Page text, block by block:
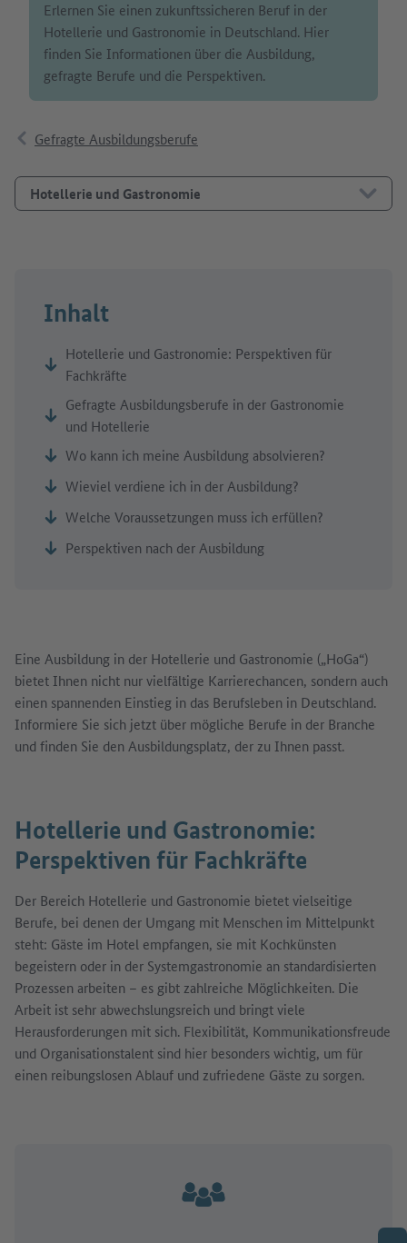
Erlernen Sie einen zukunftssicheren Beruf in der
Hotellerie und Gastronomie in Deutschland. Hier
finden Sie Informationen über die Ausbildung,
gefragte Berufe und die Perspektiven.
Gefragte Ausbildungsberufe
Hotellerie und Gastronomie
Inhalt
Hotellerie und Gastronomie: Perspektiven für
Fachkräfte
Gefragte Ausbildungsberufe in der Gastronomie
und Hotellerie
Wo kann ich meine Ausbildung absolvieren?
Wieviel verdiene ich in der Ausbildung?
Welche Voraussetzungen muss ich erfüllen?
Perspektiven nach der Ausbildung
Eine Ausbildung in der Hotellerie und Gastronomie („HoGa“)
bietet Ihnen nicht nur vielfältige Karrierechancen, sondern auch
einen spannenden Einstieg in das Berufsleben in Deutschland.
Informiere Sie sich jetzt über mögliche Berufe in der Branche
und finden Sie den Ausbildungsplatz, der zu Ihnen passt.
Hotellerie und Gastronomie:
Perspektiven für Fachkräfte
Der Bereich Hotellerie und Gastronomie bietet vielseitige
Berufe, bei denen der Umgang mit Menschen im Mittelpunkt
steht: Gäste im Hotel empfangen, sie mit Kochkünsten
begeistern oder in der Systemgastronomie an standardisierten
Prozessen arbeiten – es gibt zahlreiche Möglichkeiten. Die
Arbeit ist sehr abwechslungsreich und bringt viele
Herausforderungen mit sich. Flexibilität, Kommunikationsfreude
und Organisationstalent sind hier besonders wichtig, um für
einen reibungslosen Ablauf und zufriedene Gäste zu sorgen.